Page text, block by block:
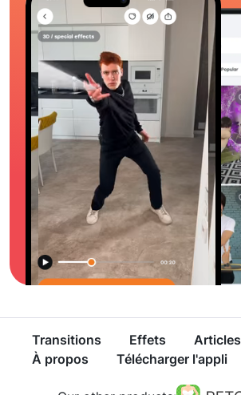
Transitions Effets Articles
À propos
Télécharger l'appli